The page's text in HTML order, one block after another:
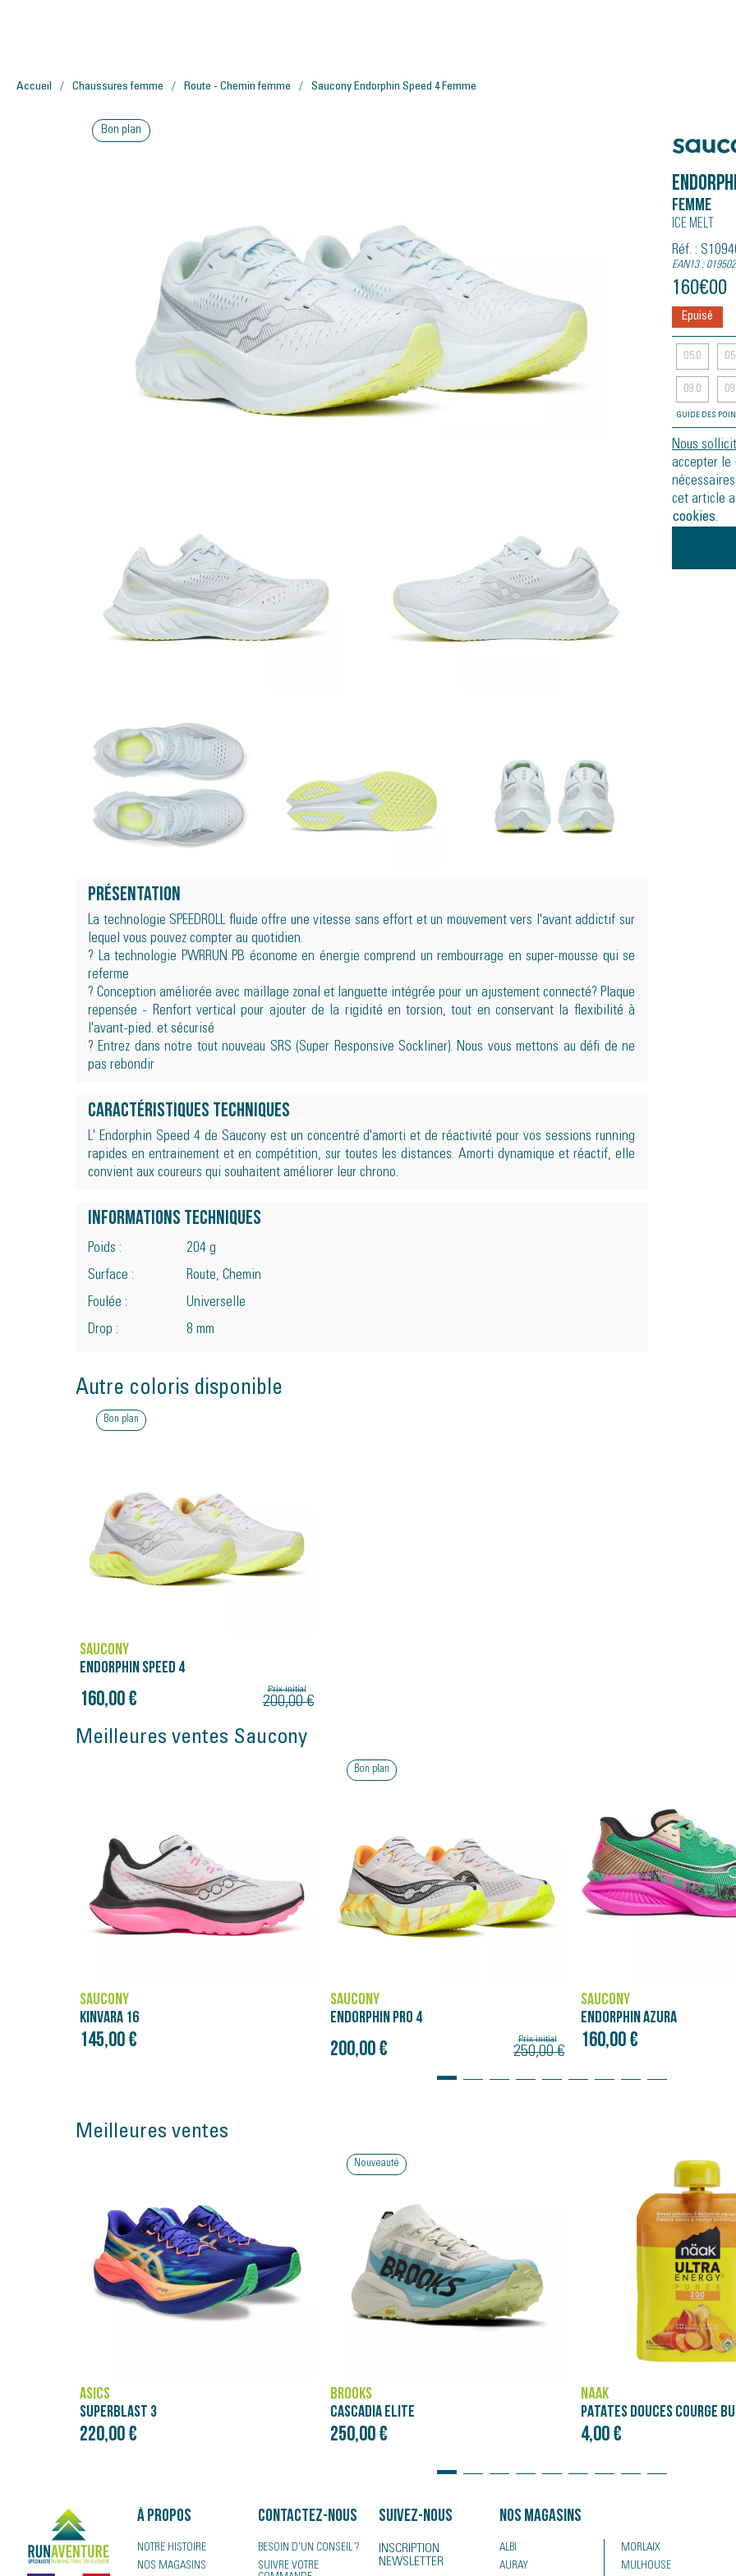
Accueil Chaussures femme Route - Chemin femme Saucony Endorphin Speed 4 Femme
Saucony
Femme
Ice Melt
Réf. :
EAN13 :
160€00
Epuisé
05.0
09.0
GUIDE DES
Nous
accepter le
cet article
cookies.
Bon plan
Présentation
La technologie SPEEDROLL fluide offre une vitesse sans effort et un mouvement vers l'avant addictif sur
lequel vous pouvez compter au quotidien.
? La technologie PWRRUN PB économe en énergie comprend un rembourrage en super-mousse qui se
referme
? Conception améliorée avec maillage zonal et languette intégrée pour un ajustement connecté? Plaque
repensée - Renfort vertical pour ajouter de la rigidité en torsion, tout en conservant la flexibilité à
l'avant-pied. et sécurisé
? Entrez dans notre tout nouveau SRS (Super Responsive Sockliner). Nous vous mettons au défi de ne
pas rebondir
Caractéristiques techniques
L' Endorphin Speed 4 de Saucony est un concentré d'amorti et de réactivité pour vos sessions running
rapides en entrainement et en compétition, sur toutes les distances. Amorti dynamique et réactif, elle
convient aux coureurs qui souhaitent améliorer leur chrono.
Informations techniques
Poids :
204 g
Surface :
Route, Chemin
Foulée :
Universelle
Drop :
8 mm
Autre coloris disponible
Bon plan
SAUCONY
ENDORPHIN SPEED 4
160,00 € Prix initial
200,00 €
Meilleures ventes Saucony
SAUCONY
ENDORPHIN PRO 4
200,00 €
SAUCONY
ENDORPHIN AZURA
160,00 €
SAUCONY
ENDORPHIN PRO 5
275,00 €
Meilleures ventes
BROOKS
CASCADIA ELITE
250,00 €
NÄAK
4,00 €
ASICS
NOVABLAST 5
120,00 €
À propos
NOTRE HISTOIRE
NOS MAGASINS
Contactez-nous
BESOIN D'UN CONSEIL ?
SUIVRE VOTRE
Suivez-nous
INSCRIPTION
NEWSLETTER
Nos magasins
ALBI
AURAY
MORLAIX
MULHOUSE